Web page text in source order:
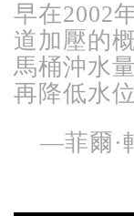
早在2002
道加壓的
馬桶沖水
再降低水
—菲爾·